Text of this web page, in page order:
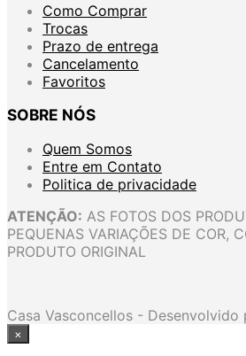
Como Comprar
Trocas
Prazo de entrega
Cancelamento
Favoritos
SOBRE NÓS
Quem Somos
Entre em Contato
Politica de privacidade
ATENÇÃO: AS FOTOS DOS
PEQUENAS VARIAÇÕES DE COR,
PRODUTO ORIGINAL
Casa Vasconcellos - Desenvolvido
×